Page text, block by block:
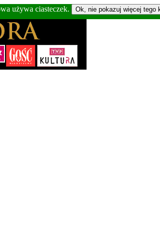
używa ciasteczek.